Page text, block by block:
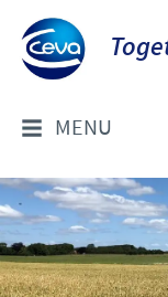
MENU
OM OS
Socialt
FOR